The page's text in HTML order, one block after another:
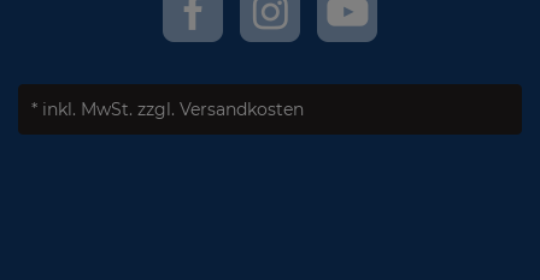
* inkl. MwSt. zzgl. Versandkosten